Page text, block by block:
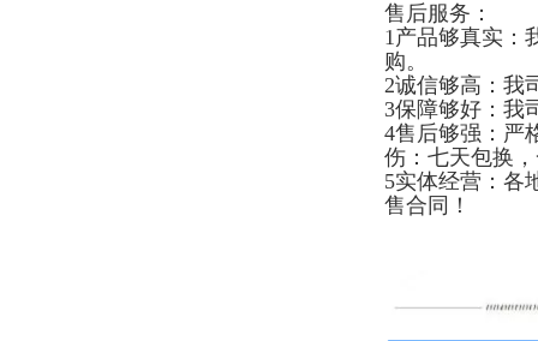
售后服务：
1产品够真实：
购。
2诚信够高：我
3保障够好：我
4售后够强：严
伤：七天包换
5实体经营：各
售合同！